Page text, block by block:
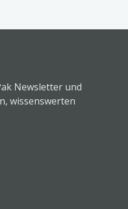
Newsletter und
wissenswerten